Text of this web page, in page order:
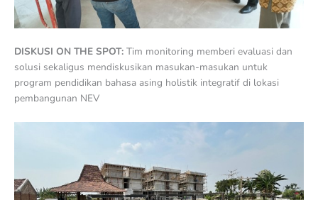
DISKUSI ON THE SPOT: Tim monitoring memberi evaluasi dan
solusi sekaligus mendiskusikan masukan-masukan untuk
program pendidikan bahasa asing holistik integratif di lokasi
pembangunan NEV